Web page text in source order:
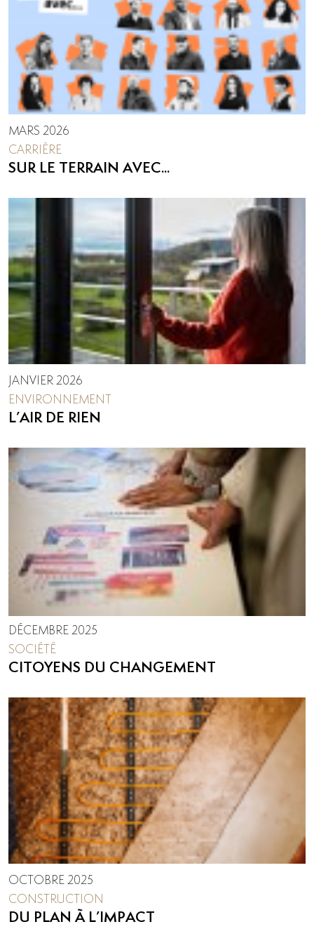
MARS 2026
CARRIÈRE
SUR LE TERRAIN AVEC...
JANVIER 2026
ENVIRONNEMENT
L’AIR DE RIEN
DÉCEMBRE 2025
SOCIÉTÉ
CITOYENS DU CHANGEMENT
OCTOBRE 2025
CONSTRUCTION
DU PLAN À L’IMPACT